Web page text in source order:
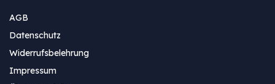
AGB
Datenschutz
Widerrufsbelehrung
Impressum